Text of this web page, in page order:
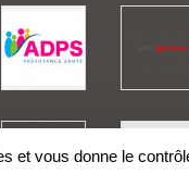
et vous donne le